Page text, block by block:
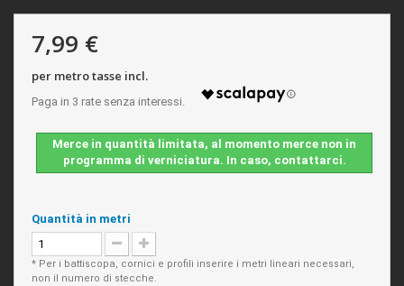
7,99 €
per metro tasse incl.
Merce in quantità limitata, al momento merce non in
programma di verniciatura. In caso, contattarci.
Quantità in metri
* Per i battiscopa, cornici e profili inserire i metri lineari necessari,
non il numero di stecche.